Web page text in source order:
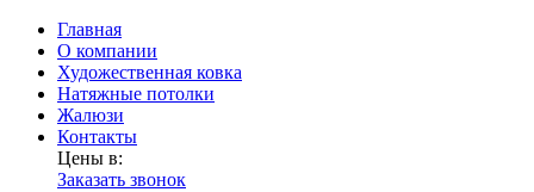
Главная
О компании
Художественная ковка
Натяжные потолки
Жалюзи
Контакты
Цены в:
Заказать звонок